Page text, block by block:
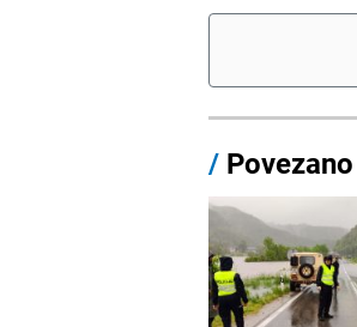
/ Povezano